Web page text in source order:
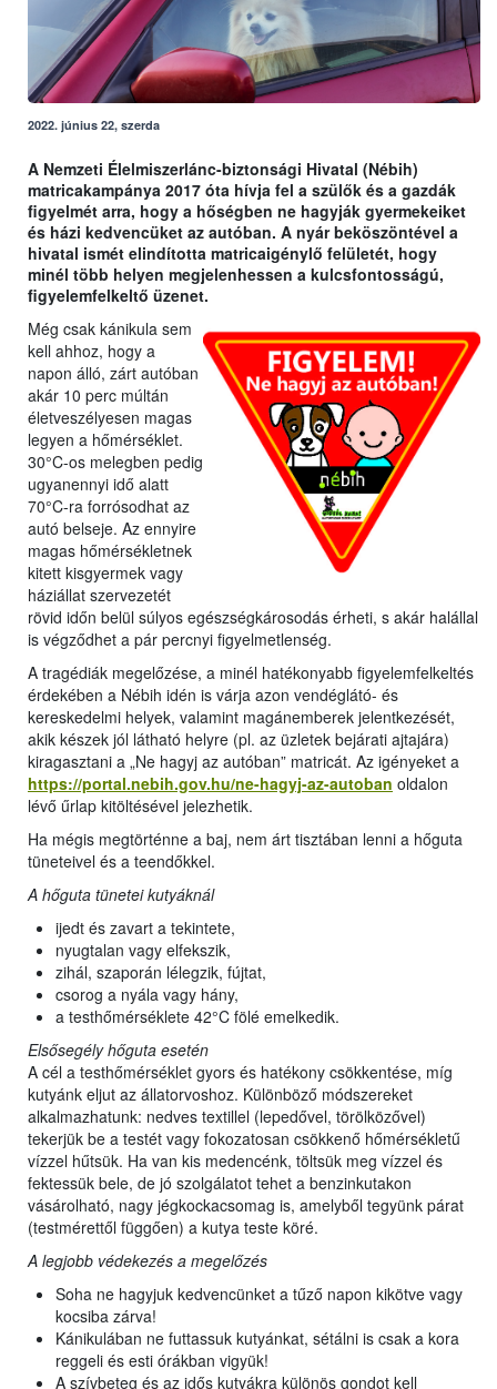
2022. június 22, szerda
A Nemzeti Élelmiszerlánc-biztonsági Hivatal (Nébih)
matricakampánya 2017 óta hívja fel a szülők és a gazdák
figyelmét arra, hogy a hőségben ne hagyják gyermekeiket
és házi kedvencüket az autóban. A nyár beköszöntével a
hivatal ismét elindította matricaigénylő felületét, hogy
minél több helyen megjelenhessen a kulcsfontosságú,
figyelemfelkeltő üzenet.
Még csak kánikula sem
kell ahhoz, hogy a
napon álló, zárt autóban
akár 10 perc múltán
életveszélyesen magas
legyen a hőmérséklet.
30°C-os melegben pedig
ugyanennyi idő alatt
70°C-ra forrósodhat az
autó belseje. Az ennyire
magas hőmérsékletnek
kitett kisgyermek vagy
háziállat szervezetét
rövid időn belül súlyos egészségkárosodás érheti, s akár halállal
is végződhet a pár percnyi figyelmetlenség.
A tragédiák megelőzése, a minél hatékonyabb figyelemfelkeltés
érdekében a Nébih idén is várja azon vendéglátó- és
kereskedelmi helyek, valamint magánemberek jelentkezését,
akik készek jól látható helyre (pl. az üzletek bejárati ajtajára)
kiragasztani a „Ne hagyj az autóban” matricát. Az igényeket a
https://portal.nebih.gov.hu/ne-hagyj-az-autoban oldalon
lévő űrlap kitöltésével jelezhetik.
Ha mégis megtörténne a baj, nem árt tisztában lenni a hőguta
tüneteivel és a teendőkkel.
A hőguta tünetei kutyáknál
ijedt és zavart a tekintete,
nyugtalan vagy elfekszik,
zihál, szaporán lélegzik, fújtat,
csorog a nyála vagy hány,
a testhőmérséklete 42°C fölé emelkedik.
Elsősegély hőguta esetén
A cél a testhőmérséklet gyors és hatékony csökkentése, míg
kutyánk eljut az állatorvoshoz. Különböző módszereket
alkalmazhatunk: nedves textillel (lepedővel, törölközővel)
tekerjük be a testét vagy fokozatosan csökkenő hőmérsékletű
vízzel hűtsük. Ha van kis medencénk, töltsük meg vízzel és
fektessük bele, de jó szolgálatot tehet a benzinkutakon
vásárolható, nagy jégkockacsomag is, amelyből tegyünk párat
(testmérettől függően) a kutya teste köré.
A legjobb védekezés a megelőzés
Soha ne hagyjuk kedvencünket a tűző napon kikötve vagy
kocsiba zárva!
Kánikulában ne futtassuk kutyánkat, sétálni is csak a kora
reggeli és esti órákban vigyük!
A szívbeteg és az idős kutyákra különös gondot kell